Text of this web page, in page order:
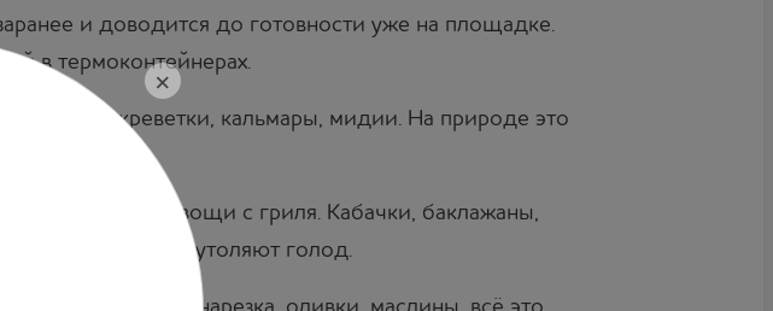
и доводится до готовности уже на площадке.
в термоконтейнерах.
гриле, креветки, кальмары, мидии. На природе это
еще лучше — овощи с гриля. Кабачки, баклажаны,
мясо, и отлично утоляют голод.
×